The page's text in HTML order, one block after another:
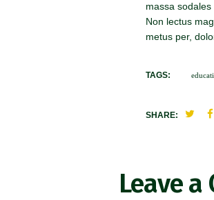
massa
Non lectus
metus per,
TAGS:
SHARE:
Leave a